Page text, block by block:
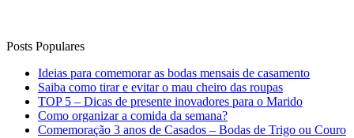
Posts Populares
Ideias para comemorar as bodas mensais de casamento
Saiba como tirar e evitar o mau cheiro das roupas
TOP 5 – Dicas de presente inovadores para o Marido
Como organizar a comida da semana?
Comemoração 3 anos de Casados – Bodas de Trigo ou Couro